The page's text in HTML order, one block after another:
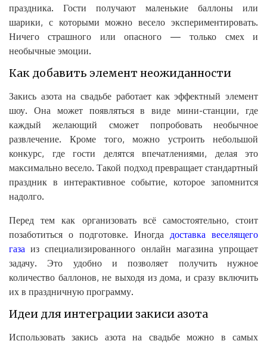
праздника. Гости получают маленькие баллоны или
шарики, с которыми можно весело экспериментировать.
Ничего страшного или опасного — только смех и
необычные эмоции.
Как добавить элемент неожиданности
Закись азота на свадьбе работает как эффектный элемент
шоу. Она может появляться в виде мини-станции, где
каждый желающий сможет попробовать необычное
развлечение. Кроме того, можно устроить небольшой
конкурс, где гости делятся впечатлениями, делая это
максимально весело. Такой подход превращает стандартный
праздник в интерактивное событие, которое запомнится
надолго.
Перед тем как организовать всё самостоятельно, стоит
позаботиться о подготовке. Иногда доставка веселящего
газа из специализированного онлайн магазина упрощает
задачу. Это удобно и позволяет получить нужное
количество баллонов, не выходя из дома, и сразу включить
их в праздничную программу.
Идеи для интеграции закиси азота
Использовать закись азота на свадьбе можно в самых